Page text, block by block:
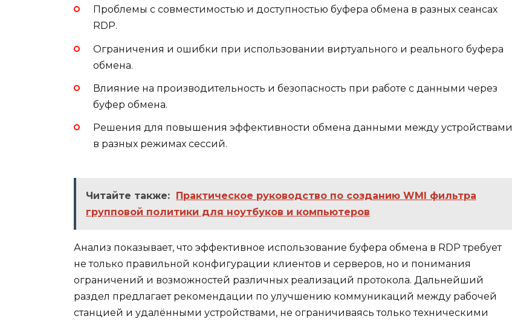
Проблемы с совместимостью и доступностью буфера обмена в разных сеансах
RDP.
Ограничения и ошибки при использовании виртуального и реального буфера
обмена.
Влияние на производительность и безопасность при работе с данными через
буфер обмена.
Решения для повышения эффективности обмена данными между устройствами
в разных режимах сессий.
Читайте также: Практическое руководство по созданию WMI фильтра
групповой политики для ноутбуков и компьютеров
Анализ показывает, что эффективное использование буфера обмена в RDP требует
не только правильной конфигурации клиентов и серверов, но и понимания
ограничений и возможностей различных реализаций протокола. Дальнейший
раздел предлагает рекомендации по улучшению коммуникаций между рабочей
станцией и удалёнными устройствами, не ограничиваясь только техническими